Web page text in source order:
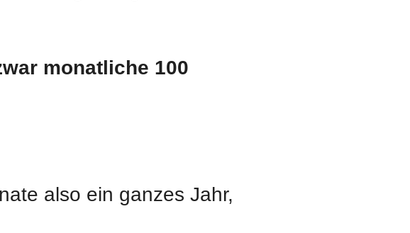
monatliche 100
also ein ganzes Jahr,